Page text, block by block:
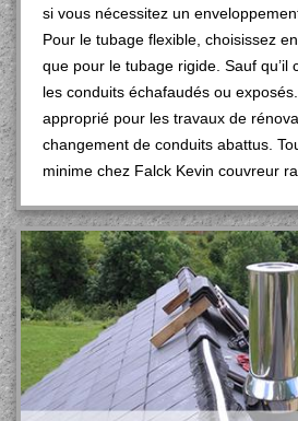
si vous nécessitez un
Pour le tubage flexible, choisissez
que pour le tubage rigide. Sauf qu’il
les conduits échafaudés ou
approprié pour les travaux de
changement de conduits abattus.
minime chez Falck Kevin couvreur